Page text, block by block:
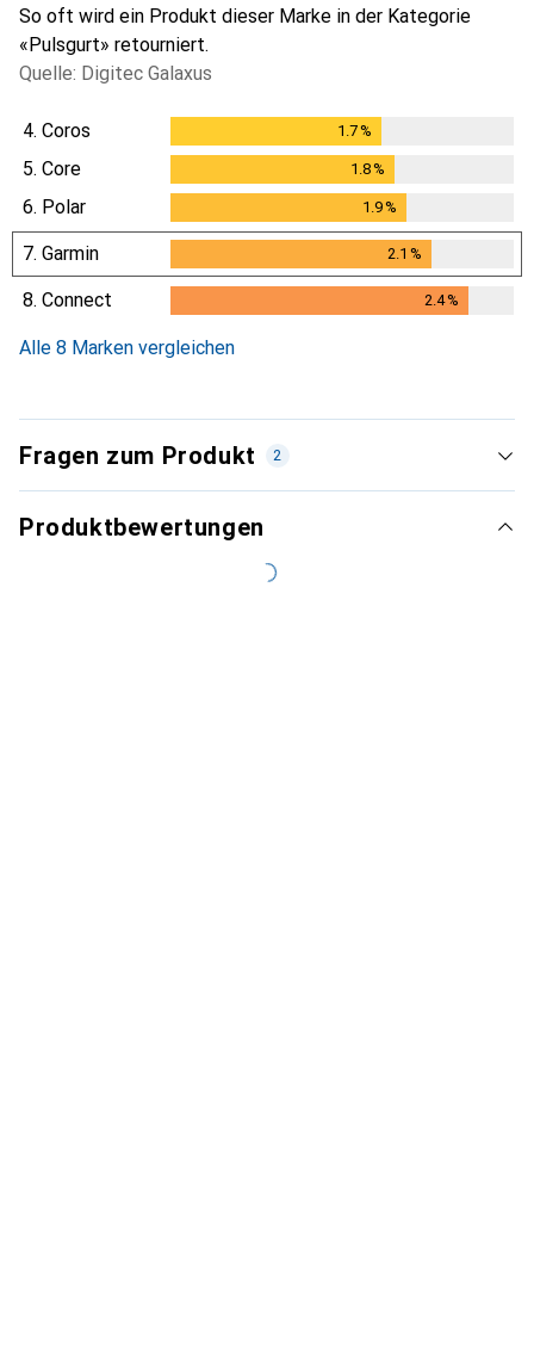
So oft wird ein Produkt dieser Marke in der Kategorie
«Pulsgurt» retourniert.
Quelle: Digitec Galaxus
4. Coros 1.7%
5. Core 1.8%
6. Polar 1.9%
7. Garmin 2.1 %
8. Connect 2.4%
Alle 8 Marken vergleichen
Fragen zum Produkt 2
Produktbewertungen